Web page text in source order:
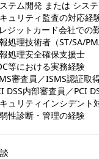
テム開発 または シス
ュリティ監査の対応経
ジットカード会社での
処理技術者（ST/SA/
処理安全確保支援士
等における実務経験
審査員／ISMS認証取
DSS内部審査員／PCI
ュリティインシデント
性診断・管理の経験